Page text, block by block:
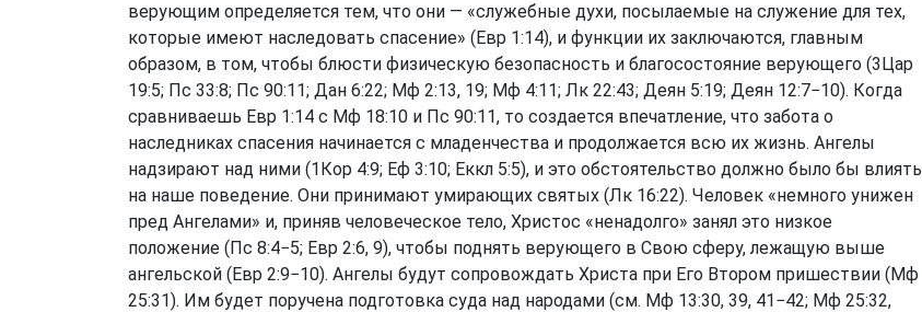
верующим определяется тем, что они — «служебные духи, посылаемые на служение для тех,
которые имеют наследовать спасение» (Евр 1:14), и функции их заключаются, главным
образом, в том, чтобы блюсти физическую безопасность и благосостояние верующего (3Цар
19:5; Пс 33:8; Пс 90:11; Дан 6:22; Мф 2:13, 19; Мф 4:11; Лк 22:43; Деян 5:19; Деян 12:7−10). Когда
сравниваешь Евр 1:14 с Мф 18:10 и Пс 90:11, то создается впечатление, что забота о
наследниках спасения начинается с младенчества и продолжается всю их жизнь. Ангелы
надзирают над ними (1Кор 4:9; Еф 3:10; Еккл 5:5), и это обстоятельство должно было бы влиять
на наше поведение. Они принимают умирающих святых (Лк 16:22). Человек «немного унижен
пред Ангелами» и, приняв человеческое тело, Христос «ненадолго» занял это низкое
положение (Пс 8:4−5; Евр 2:6, 9), чтобы поднять верующего в Свою сферу, лежащую выше
ангельской (Евр 2:9−10). Ангелы будут сопровождать Христа при Его Втором пришествии (Мф
25:31). Им будет поручена подготовка суда над народами (см. Мф 13:30, 39, 41−42; Мф 25:32,